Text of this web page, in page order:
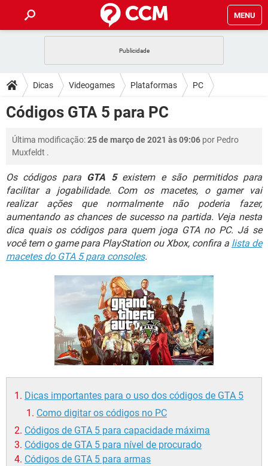
MENU
CELULAR FACEBOOK
OUTLOOK EXCEL
GUIA DE COMPRAS
DICAS
JOGOS
CELULAR FACEBOOK
OUTLOOK EXCEL
GUIA DE COMPRAS
DOWNLOADS
CELULAR
INSTAGRAM GMAIL
GUIA DE COMPRAS
FÓRUM
CELULAR FACEBOOK
OUTLOOK EXCEL
INSTAGRAM GMAIL
GUIA DE COMPRAS
JOGOS WHATSAPP
OUTLOOK EXCEL
INSTAGRAM
Dicas Videogames Plataformas PC
Códigos GTA 5 para PC
Última modificação:25 de março de 2021 às 09:06 por Pedro
Muxfeldt .
Os códigos para GTA 5existem e são permitidos para
facilitar a jogabilidade. Com os macetes, o gamer vai
realizar ações que normalmente não poderia fazer,
aumentando as chances de sucesso na partida. Veja nesta
dica quais os códigos para quem joga GTA no PC. Já se
você tem o game para PlayStation ou Xbox, confira a lista de
macetes do GTA 5 para consoles.
Dicas importantes para o uso dos códigos de GTA 5
Como digitar os códigos no PC
Códigos de GTA 5 para capacidade máxima
Códigos de GTA 5 para nível de procurado
Códigos de GTA 5 para armas